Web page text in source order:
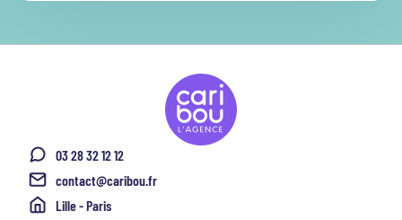
03 28 32 12 12
contact@caribou.fr
Lille - Paris